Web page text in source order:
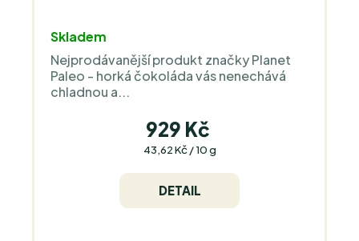
hodnocení
produktu
je
Skladem
Nejprodávanější produkt značky Planet
Paleo - horká čokoláda vás nenechává
chladnou a...
929 Kč
Měrná
43,62 Kč / 10 g
DETAIL